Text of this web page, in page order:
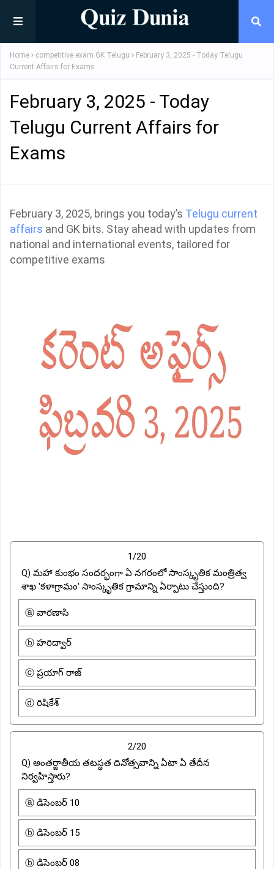
Home competitive exam GK Telugu
February 3, 2025 - Today Telugu
Current Affairs for Exams
February 3, 2025 - Today
Telugu Current Affairs for
Exams
February 3, 2025, brings you today’s Telugu current
affairs and GK bits. Stay ahead with updates from
national and international events, tailored for
competitive exams
1/20
Q) మహా కుంభం సందర్భంగా ఏ నగరంలో సాంస్కృతిక మంత్రిత్వ
శాఖ 'కళాగ్రామం' సాంస్కృతిక గ్రామాన్ని ఏర్పాటు చేస్తుంది?
ⓐ వారణాసి
ⓑ హరిద్వార్
ⓒ ప్రయాగ్ రాజ్
ⓓ రిషికేశ్
2/20
Q) అంతర్జాతీయ తటస్థత దినోత్సవాన్ని ఏటా ఏ తేదీన
నిర్వహిస్తారు?
ⓐ డిసెంబర్ 10
ⓑ డిసెంబర్ 15
ⓑ డిసెంబర్ 08